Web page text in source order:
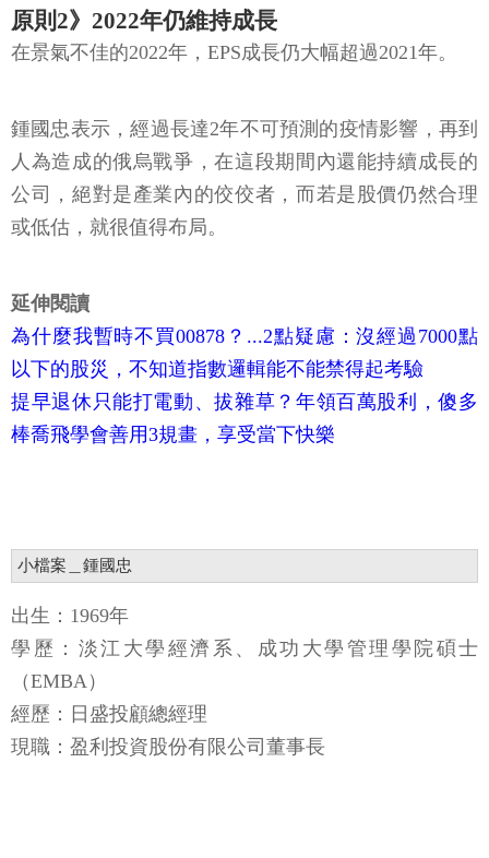
原則2》2022年仍維持成長
在景氣不佳的2022年，EPS成長仍大幅超過2021年。
鍾國忠表示，經過長達2年不可預測的疫情影響，再到
人為造成的俄烏戰爭，在這段期間內還能持續成長的
公司，絕對是產業內的佼佼者，而若是股價仍然合理
或低估，就很值得布局。
延伸閱讀
為什麼我暫時不買00878？...2點疑慮：沒經過7000點
以下的股災，不知道指數邏輯能不能禁得起考驗
提早退休只能打電動、拔雜草？年領百萬股利，傻多
棒喬飛學會善用3規畫，享受當下快樂
小檔案＿鍾國忠
出生：1969年
學歷：淡江大學經濟系、成功大學管理學院碩士
（EMBA）
經歷：日盛投顧總經理
現職：盈利投資股份有限公司董事長